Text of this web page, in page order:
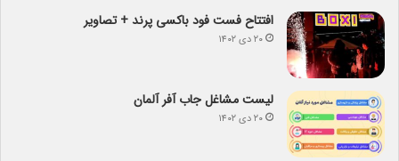
افتتاح فست فود باکسی پرند + تصاویر
۲۰ دی ۱۴۰۲
لیست مشاغل جاب آفر آلمان
۲۰ دی ۱۴۰۲